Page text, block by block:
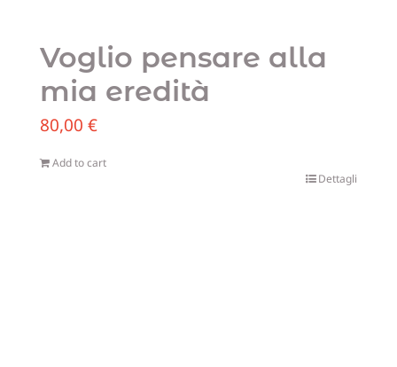
Voglio pensare alla
mia eredità
80,00 €
Add to cart
Dettagli